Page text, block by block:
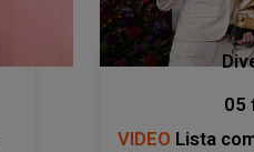
05
VIDEO Lista